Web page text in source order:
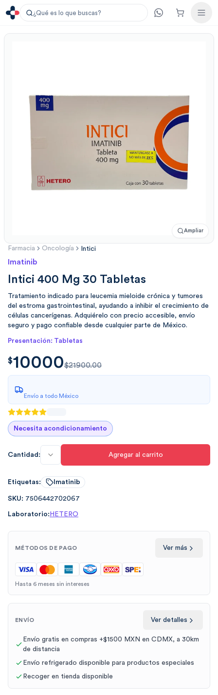
¿Qué es lo que buscas?
Ampliar
Farmacia Oncología Intici
Imatinib
Intici 400 Mg 30 Tabletas
Tratamiento indicado para leucemia mieloide crónica y tumores
del estroma gastrointestinal, ayudando a inhibir el crecimiento de
células cancerígenas. Adquiérelo con precio accesible, envío
seguro y pago confiable desde cualquier parte de México.
Presentación: Tabletas
$ 10000.00
$10000$21900.00
Envío a todo México
Necesita acondicionamiento
Cantidad: Agregar al carrito
Etiquetas: Imatinib
SKU: 7506442702067
Laboratorio: HETERO
MÉTODOS DE PAGO Ver más
Hasta 6 meses sin intereses
ENVÍO Ver detalles
Envío gratis en compras +$1500 MXN en CDMX, a 30km
de distancia
Envío refrigerado disponible para productos especiales
Recoger en tienda disponible